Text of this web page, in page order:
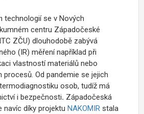
technologií se v Nových
centru Západočeské
ZČU) dlouhodobě zabývá
(IR) měření například při
vlastností materiálů nebo
procesů. Od pandemie se jejich
osob, tudíž má
i bezpečnosti. Západočeská
navíc díky projektu NAKOMIR stala